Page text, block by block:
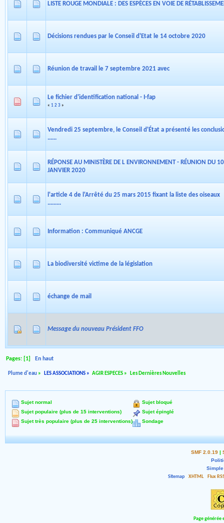
LISTE ROUGE MONDIALE : DES ESPÈCES EN VOIE DE
Décisions rendues par le Conseil d'Etat le 14 octobre 2020
Réunion de travail le 7 septembre 2021 avec
Le fichier d'identification national - I-fap
« 1 2 3 »
Vendredi 25 septembre, le Conseil d'État a présenté les
......
RÉPONSE AU MINISTÈRE DE L ENVIRONNEMENT - RÉUNION DU 10
JANVIER 2020
l'article 4 de l'Arrêté du 25 mars 2015 fixant la liste des oiseaux
.........
Information : Communiqué ANCGE
La biodiversité victime de la législation
échange de mail
Message du nouveau Président FFO
Pages: [1] En haut
Plume d'eau » LES ASSOCIATIONS» AGIR ESPECES » Les Dernières Nouvelles
Sujet normal
Sujet populaire (plus de 15 interventions)
Sujet très populaire (plus de 25 interventions)
Sujet bloqué
Sujet épinglé
Sondage
SMF 2.0.19 |
Sitemap
XHTML Flux
Page générée